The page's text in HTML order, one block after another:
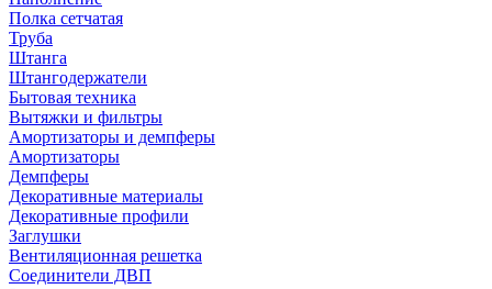
Полка сетчатая
Труба
Штанга
Штангодержатели
Бытовая техника
Вытяжки и фильтры
Амортизаторы и демпферы
Амортизаторы
Демпферы
Декоративные материалы
Декоративные профили
Заглушки
Вентиляционная решетка
Соединители ДВП